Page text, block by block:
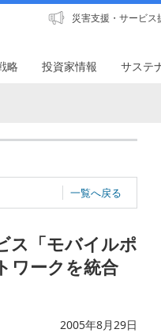
災害支援・サービス
略 投資家情報 サステ
一覧へ戻る
ス「モバイルポ
ワークを統合
2005年8月29日